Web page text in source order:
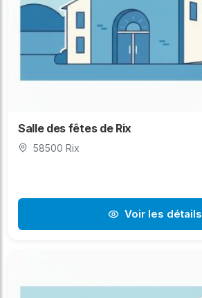
Salle des fêtes de Rix
58500 Rix
Voir les détails